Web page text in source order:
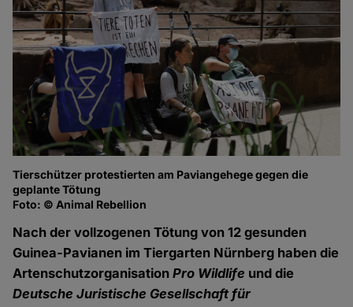
Tierschützer protestierten am Paviangehege gegen die
geplante Tötung
Foto: © Animal Rebellion
Nach der vollzogenen Tötung von 12 gesunden
Guinea-Pavianen im Tiergarten Nürnberg haben die
ArtenschutzorganisationPro Wildlife und die
Deutsche Juristische Gesellschaft für